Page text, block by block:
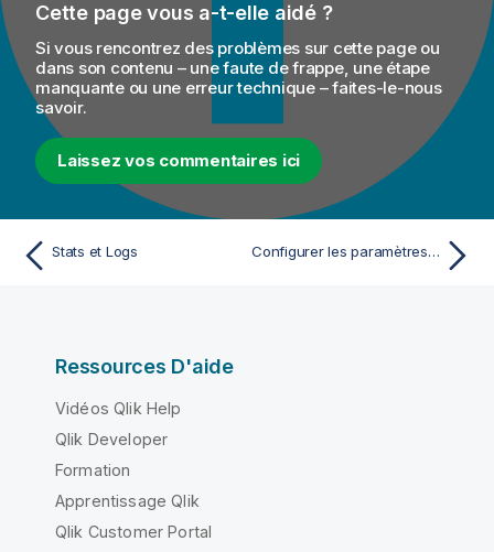
Cette page vous a-t-elle aidé ?
Si vous rencontrez des problèmes sur cette page ou
dans son contenu – une faute de frappe, une étape
manquante ou une erreur technique – faites-le-nous
savoir.
Laissez vos commentaires ici
Stats et Logs Configurer les paramètres de log dans le tJobLog
Ressources D'aide
Vidéos Qlik Help
Qlik Developer
Formation
Apprentissage Qlik
Qlik Customer Portal